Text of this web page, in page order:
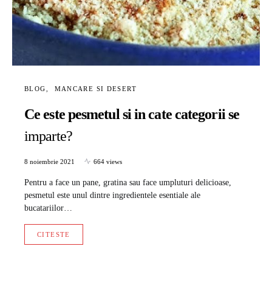
BLOG MANCARE SI DESERT
Ce este pesmetul si in cate categorii se
imparte?
8 noiembrie 2021 664 views
Pentru a face un pane, gratina sau face umpluturi delicioase,
pesmetul este unul dintre ingredientele esentiale ale
bucatariilor…
CITESTE